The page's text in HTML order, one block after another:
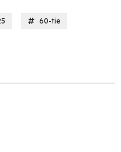
60-tie